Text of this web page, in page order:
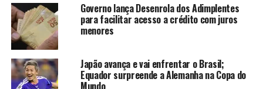
Governo lança Desenrola dos Adimplentes
para facilitar acesso a crédito com juros
menores
Japão avança e vai enfrentar o Brasil;
Equador surpreende a Alemanha na Copa do
Mundo